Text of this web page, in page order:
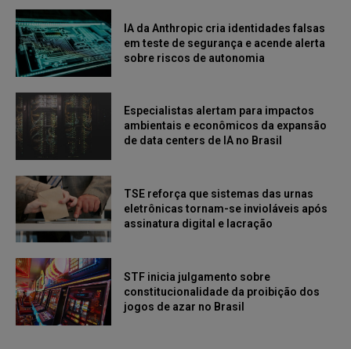
IA da Anthropic cria identidades falsas
em teste de segurança e acende alerta
sobre riscos de autonomia
Especialistas alertam para impactos
ambientais e econômicos da expansão
de data centers de IA no Brasil
TSE reforça que sistemas das urnas
eletrônicas tornam-se invioláveis após
assinatura digital e lacração
STF inicia julgamento sobre
constitucionalidade da proibição dos
jogos de azar no Brasil